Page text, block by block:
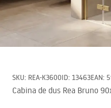
SKU: REA-K3600ID: 13463EAN:
Cabina de dus Rea Bruno